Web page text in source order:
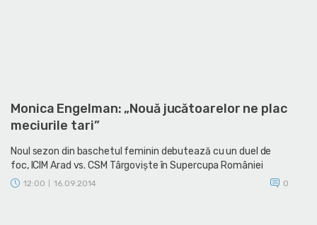
Monica Engelman: „Nouă jucătoarelor ne plac
meciurile tari”
Noul sezon din baschetul feminin debutează cu un duel de
foc, ICIM Arad vs. CSM Târgovişte în Supercupa României
12:00 16.09.2014 0